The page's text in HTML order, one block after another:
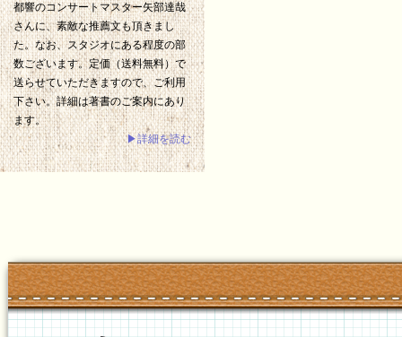
都響のコンサートマスター矢部達哉
さんに、素敵な推薦文も頂きまし
た。なお、スタジオにある程度の部
数ございます。定価（送料無料）で
送らせていただきますので、ご利用
下さい。詳細は著書のご案内にあり
ます。
▶詳細を読む